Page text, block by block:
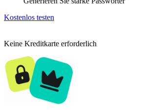
Kostenlos testen
Keine Kreditkarte erforderlich